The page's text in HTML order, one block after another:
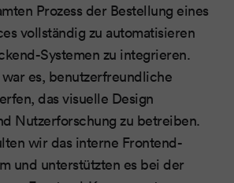
Prozess der Bestellung eines
vollständig zu automatisieren
Systemen zu integrieren.
es, benutzerfreundliche
das visuelle Design
Nutzerforschung zu betreiben.
wir das interne Frontend-
und unterstützten es bei der